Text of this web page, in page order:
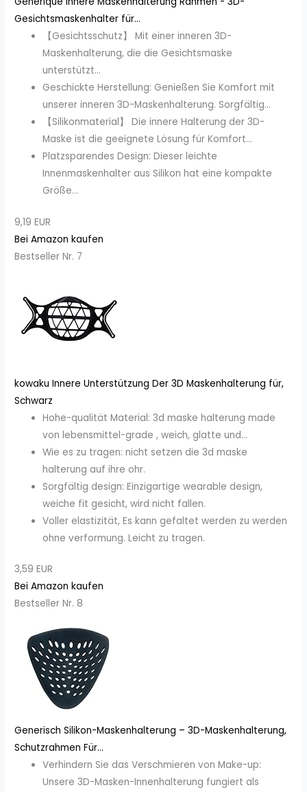
Gesichtsmaskenhalter für...
【Gesichtsschutz】 Mit einer inneren 3D-
Maskenhalterung, die die Gesichtsmaske
unterstützt...
Geschickte Herstellung: Genießen Sie Komfort mit
unserer inneren 3D-Maskenhalterung. Sorgfältig...
【Silikonmaterial】 Die innere Halterung der 3D-
Maske ist die geeignete Lösung für Komfort...
Platzsparendes Design: Dieser leichte
Innenmaskenhalter aus Silikon hat eine kompakte
Größe...
9,19 EUR
Bei Amazon kaufen
Bestseller Nr. 7
kowaku Innere Unterstützung Der 3D Maskenhalterung für,
Schwarz
Hohe-qualität Material: 3d maske halterung made
von lebensmittel-grade , weich, glatte und...
Wie es zu tragen: nicht setzen die 3d maske
halterung auf ihre ohr.
Sorgfältig design: Einzigartige wearable design,
weiche fit gesicht, wird nicht fallen.
Voller elastizität, Es kann gefaltet werden zu werden
ohne verformung. Leicht zu tragen.
3,59 EUR
Bei Amazon kaufen
Bestseller Nr. 8
Generisch Silikon-Maskenhalterung – 3D-Maskenhalterung,
Schutzrahmen Für...
Verhindern Sie das Verschmieren von Make-up:
Unsere 3D-Masken-Innenhalterung fungiert als